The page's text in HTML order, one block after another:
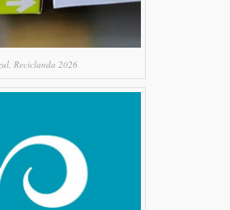
Reciclanda 2026